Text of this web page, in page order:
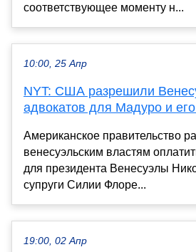
соответствующее моменту н...
10:00, 25 Апр
NYT: США разрешили
адвокатов для Мадуро и
Американское правительство
венесуэльским властям
для президента Венесуэлы
супруги Силии Флоре...
19:00, 02 Апр